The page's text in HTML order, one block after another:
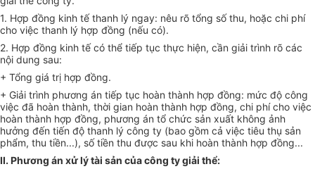
1. Hợp đồng kinh tế thanh lý ngay: nêu rõ tổng số thu, hoặc chi phí
cho việc thanh lý hợp đồng (nếu có).
2. Hợp đồng kinh tế có thể tiếp tục thực hiện, cần giải trình rõ các
nội dung sau:
+ Tổng giá trị hợp đồng.
+ Giải trình phương án tiếp tục hoàn thành hợp đồng: mức độ công
việc đã hoàn thành, thời gian hoàn thành hợp đồng, chi phí cho việc
hoàn thành hợp đồng, phương án tổ chức sản xuất không ảnh
hưởng đến tiến độ thanh lý công ty (bao gồm cả việc tiêu thụ sản
phẩm, thu tiền...), số tiền thu được sau khi hoàn thành hợp đồng...
II. Phương án xử lý tài sản của công ty giải thể: